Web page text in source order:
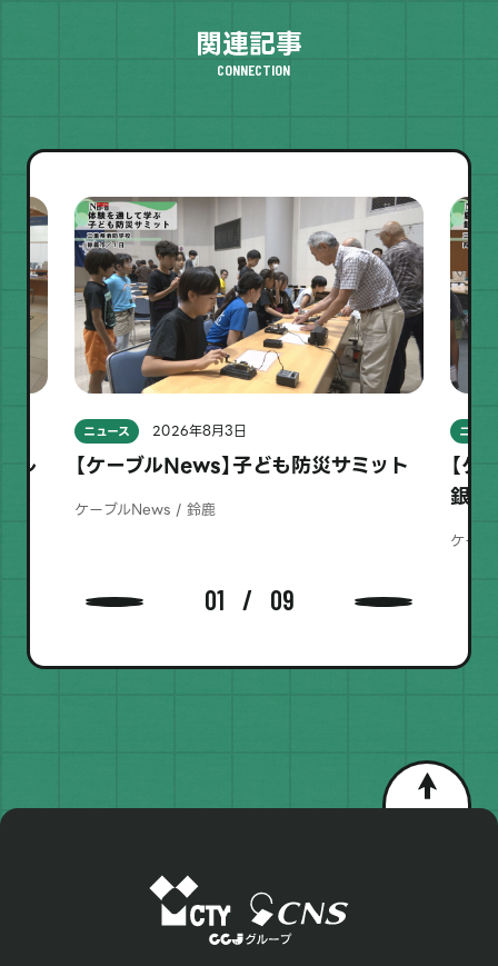
関連記事
CONNECTION
ル
ニュース 2026年8月3日
【ケーブルNews】子ども防災サミット
ケーブルNews / 鈴鹿
ニュー
【
銀行
ケー
01 09